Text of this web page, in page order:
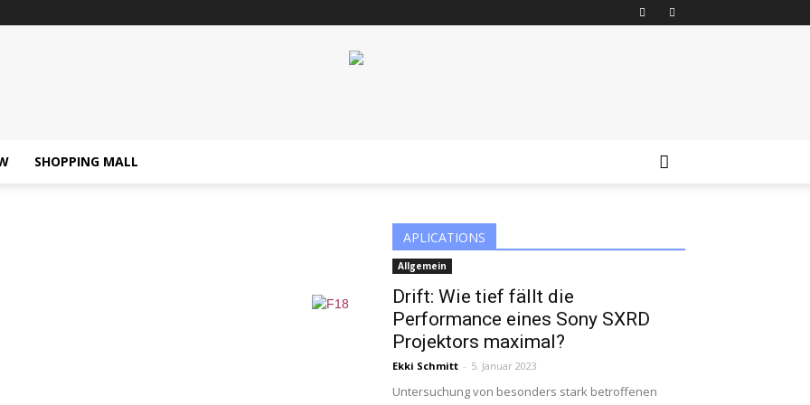
SHOPPING MALL
APLICATIONS
Allgemein
Drift: Wie tief fällt die
Performance eines Sony SXRD
Projektors maximal?
Ekki Schmitt - 5. Januar 2023
Untersuchung von besonders stark betroffenen